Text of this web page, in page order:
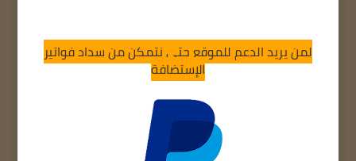
لمن يريد الدعم للموقع حتى نتمكن من سداد فواتير
الإستضافة